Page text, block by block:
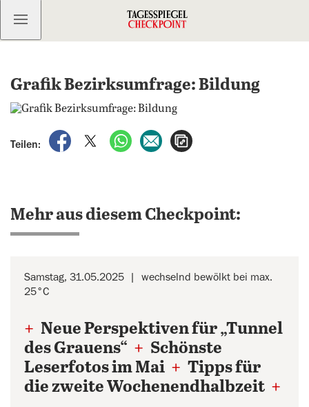
Kostenlos anmelden
Grafik Bezirksumfrage: Bildung
Teilen:
auf Facebook teilen
auf X teilenper WhatsApp teilen
per E-Mail teilen
Mehr aus diesem Checkpoint:
Samstag, 31.05.2025
wechselnd bewölkt bei max.
25°C
+ Neue Perspektiven für „Tunnel
des Grauens“ + Schönste
Leserfotos im Mai + Tipps für
die zweite Wochenendhalbzeit +